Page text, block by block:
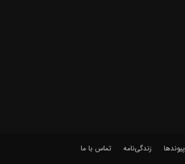
پیوندها زندگی‌نامه تماس با ما